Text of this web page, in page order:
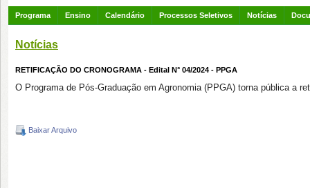
Programa Ensino Calendário Processos Seletivos Notícias
Notícias
RETIFICAÇÃO DO CRONOGRAMA - Edital N° 04/2024 - PPGA
O Programa de Pós-Graduação em Agronomia (PPGA) torna pública a
Baixar Arquivo